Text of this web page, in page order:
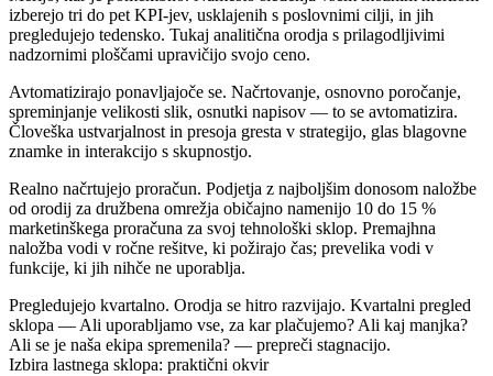
izberejo tri do pet KPI-jev, usklajenih s poslovnimi cilji, in jih
pregledujejo tedensko. Tukaj analitična orodja s prilagodljivimi
nadzornimi ploščami upravičijo svojo ceno.
Avtomatizirajo ponavljajoče se. Načrtovanje, osnovno poročanje,
spreminjanje velikosti slik, osnutki napisov — to se avtomatizira.
Človeška ustvarjalnost in presoja gresta v strategijo, glas blagovne
znamke in interakcijo s skupnostjo.
Realno načrtujejo proračun. Podjetja z najboljšim donosom naložbe
od orodij za družbena omrežja običajno namenijo 10 do 15 %
marketinškega proračuna za svoj tehnološki sklop. Premajhna
naložba vodi v ročne rešitve, ki požirajo čas; prevelika vodi v
funkcije, ki jih nihče ne uporablja.
Pregledujejo kvartalno. Orodja se hitro razvijajo. Kvartalni pregled
sklopa — Ali uporabljamo vse, za kar plačujemo? Ali kaj manjka?
Ali se je naša ekipa spremenila? — prepreči stagnacijo.
Izbira lastnega sklopa: praktični okvir